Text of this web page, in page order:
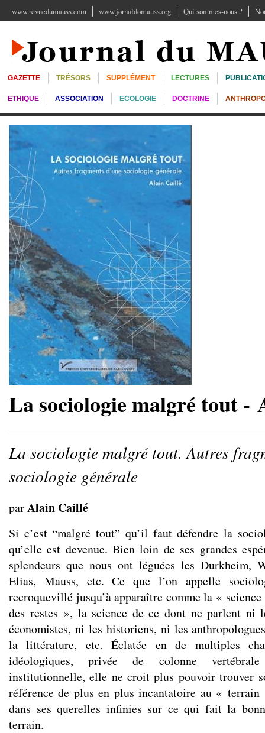
www.revuedumauss.com www.jornaldomauss.org Qui sommes-nous ?
GAZETTE TRÉSORS SUPPLÉMENT LECTURES
ETHIQUE ASSOCIATION ECOLOGIE DOCTRINE
La sociologie malgré tout
La sociologie malgré tout. Autres
sociologie générale
parAlain Caillé
Si c’est “malgré tout” qu’il faut défendre la
qu’elle est devenue. Bien loin de ses grandes
splendeurs que nous ont léguées les Durkheim,
Elias, Mauss, etc. Ce que l’on appelle
recroquevillé jusqu’à apparaître comme la «
des restes », la science de ce dont ne parlent ni
économistes, ni les historiens, ni les
la littérature, etc. Éclatée en de multiples
idéologiques, privée de colonne
institutionnelle, elle ne croit plus pouvoir trouver
référence de plus en plus incantatoire au «
dans ses querelles infinies sur ce qui fait la
terrain.